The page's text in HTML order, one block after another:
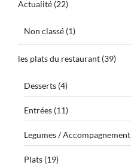
Actualité (22)
Non classé (1)
les plats du restaurant (39)
Desserts (4)
Entrées (11)
Legumes / Accompagnement
Plats (19)